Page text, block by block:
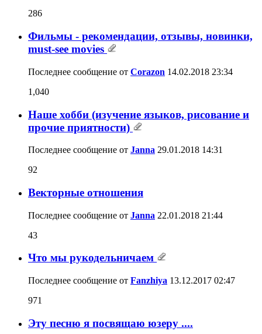
286
Фильмы - рекомендации, отзывы, новинки,
must-see movies
Последнее сообщение от Corazon 14.02.2018 23:34
1,040
Наше хобби (изучение языков, рисование и
прочие приятности)
Последнее сообщение от Janna 29.01.2018 14:31
92
Векторные отношения
Последнее сообщение от Janna 22.01.2018 21:44
43
Что мы рукодельничаем
Последнее сообщение от Fanzhiya 13.12.2017 02:47
971
Эту песню я посвящаю юзеру ....